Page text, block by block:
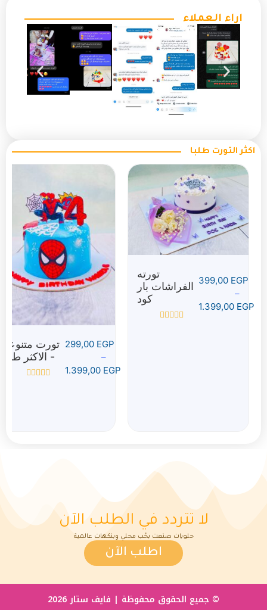
اراء العملاء
اكثر التورت طلبا
تورته
الفراشات بار
كود
399,00 EGP
–
1.399,00 EGP
تورت متنوعه
- الاكثر طلبا
299,00 EGP
–
1.399,00 EGP
لا تتردد في الطلب الآن
حلويات صنعت بحُب محلي وبنكهات عالمية
اطلب الآن
© جميع الحقوق محفوظة | فايف ستار 2026